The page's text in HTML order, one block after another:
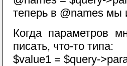
теперь в @names мы
Когда параметров
писать, что-то типа:
$value1 = $query-